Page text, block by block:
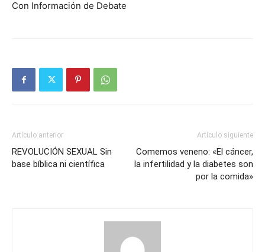
Con Información de Debate
Artículo anterior
REVOLUCIÓN SEXUAL Sin
base bíblica ni científica
Artículo siguiente
Comemos veneno: «El cáncer,
la infertilidad y la diabetes son
por la comida»